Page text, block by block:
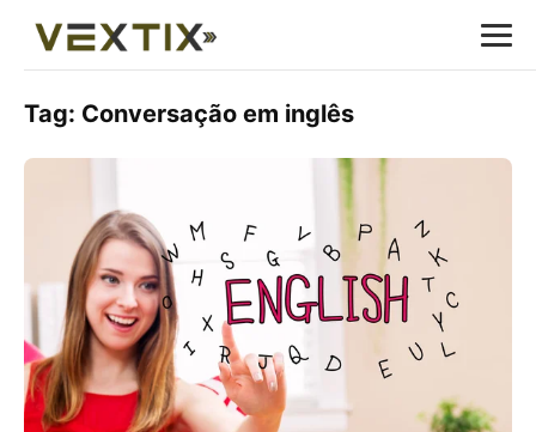
Tag: Conversação em inglês